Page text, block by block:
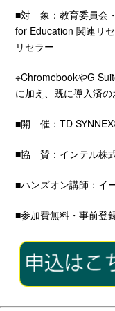
■対 象：教育委員会
for Education 関連リ
リセラー
※ChromebookやG
に加え、既に導入済の
■開 催：TD SYNNEX
■協 賛：インテル株
■ハンズオン講師：イ
■参加費無料・事前登